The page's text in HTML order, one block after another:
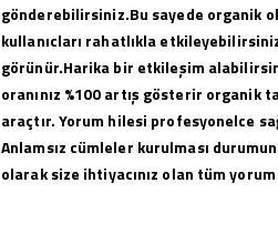
gönderebilirsiniz.Bu sayede organik
kullanıcları rahatlıkla
görünür.Harika bir etkileşim
oranınız %100 artış gösterir
araçtır. Yorum hilesi profesyonelce
Anlamsız cümleler kurulması
olarak size ihtiyacınız olan tüm